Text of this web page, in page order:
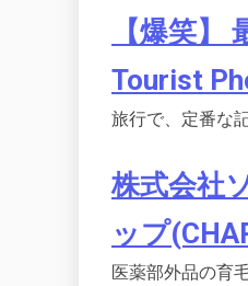
【爆笑
Tourist
旅行で、定番な
株式会社
ップ
医薬部外品の育